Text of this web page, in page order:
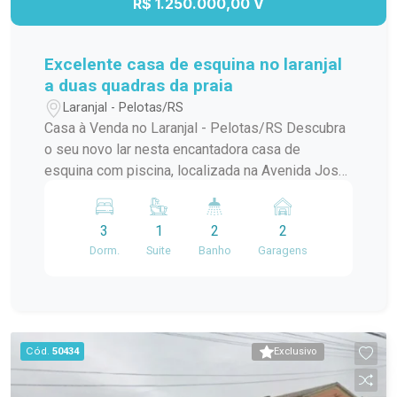
R$ 1.250.000,00 V
Excelente casa de esquina no laranjal
a duas quadras da praia
Laranjal - Pelotas/RS
Casa à Venda no Laranjal - Pelotas/RS Descubra
o seu novo lar nesta encantadora casa de
esquina com piscina, localizada na Avenida José
da praia. Com 240 m² de área construída, este
sobrado é ideal para quem busca conforto e
praticidade. No térreo, você encontrará uma
confraternização. O ambiente ainda conta com
uma aconchegante lareira e um jardim de inverno
que traz luz natural e frescor ao espaço. Além
3
Dorm.
1
Suite
2
Banho
2
Garagens
Exclusivo
Cód. 50434